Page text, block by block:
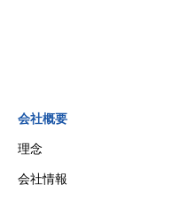
会社概要
理念
会社情報